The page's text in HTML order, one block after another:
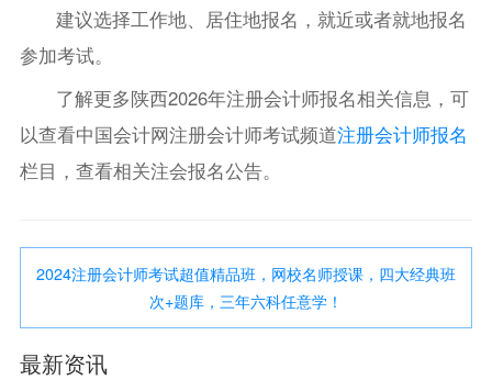
建议选择工作地、居住地报名，就近或者就地报名
参加考试。
了解更多陕西2026年注册会计师报名相关信息，可
以查看中国会计网注册会计师考试频道注册会计师报名
栏目，查看相关注会报名公告。
2024注册会计师考试超值精品班，网校名师授课，四大经典班
次+题库，三年六科任意学！
最新资讯